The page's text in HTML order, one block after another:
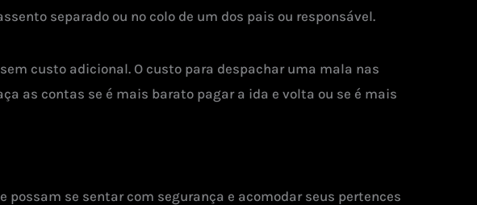
separado ou no colo de um dos pais ou responsável.
custo adicional. O custo para despachar uma mala nas
as contas se é mais barato pagar a ida e volta ou se é mais
se sentar com segurança e acomodar seus pertences